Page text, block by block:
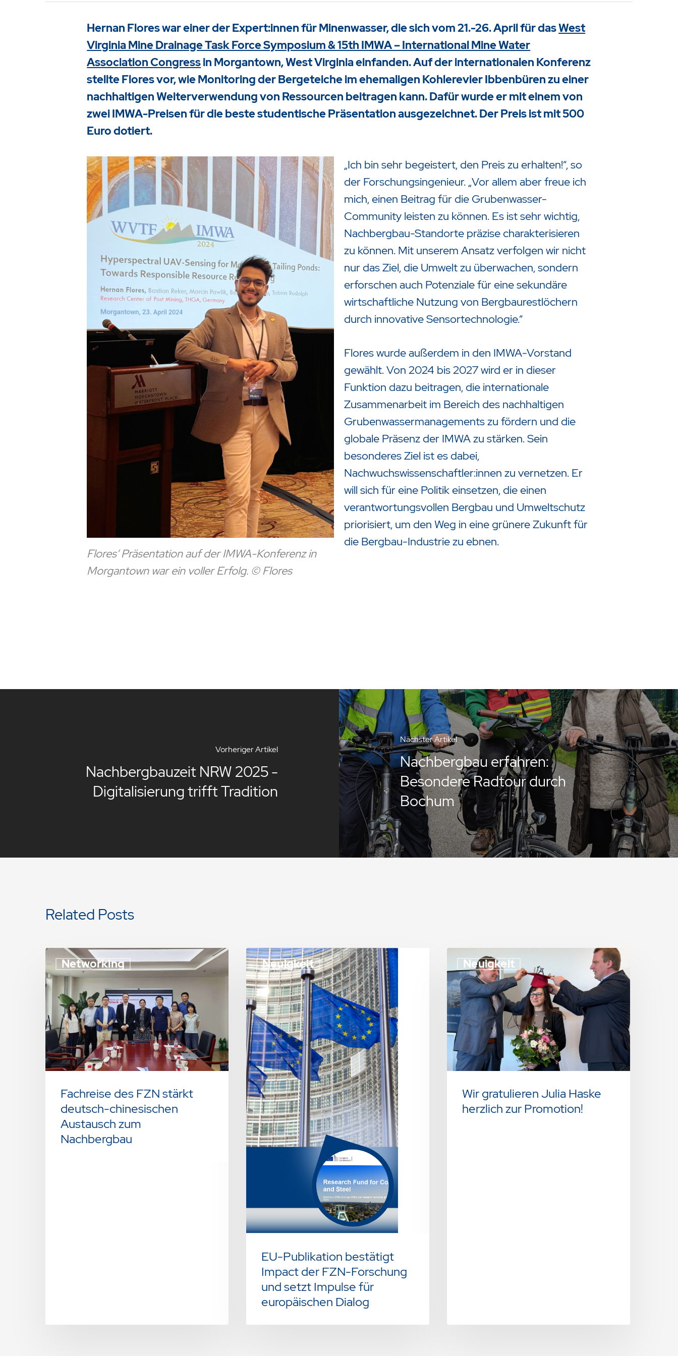
Drücken Sie Enter um die Suche zu starten oder ESC um die Suche zu schließen.
Hernan Flores war einer der Expert:innen für Minenwasser, die sich vom 21.-26. April für dasWest
Virginia Mine Drainage Task Force Symposium & 15th IMWA – International Mine Water
Association Congressin Morgantown, West Virginia einfanden. Auf der internationalen Konferenz
stellte Flores vor, wie Monitoring der Bergeteiche im ehemaligen Kohlerevier Ibbenbüren zu einer
nachhaltigen Weiterverwendung von Ressourcen beitragen kann. Dafür wurde er mit einem von
zwei IMWA-Preisen für die beste studentische Präsentation ausgezeichnet. Der Preis ist mit 500
Euro dotiert.
Flores‘ Präsentation auf der IMWA-Konferenz in
Morgantown war ein voller Erfolg. © Flores
„Ich bin sehr begeistert, den Preis zu erhalten!“, so
der Forschungsingenieur. „Vor allem aber freue ich
mich, einen Beitrag für die Grubenwasser-
Community leisten zu können. Es ist sehr wichtig,
Nachbergbau-Standorte präzise charakterisieren
zu können. Mit unserem Ansatz verfolgen wir nicht
nur das Ziel, die Umwelt zu überwachen, sondern
erforschen auch Potenziale für eine sekundäre
wirtschaftliche Nutzung von Bergbaurestlöchern
durch innovative Sensortechnologie.“
Flores wurde außerdem in den IMWA-Vorstand
gewählt. Von 2024 bis 2027 wird er in dieser
Funktion dazu beitragen, die internationale
Zusammenarbeit im Bereich des nachhaltigen
Grubenwassermanagements zu fördern und die
globale Präsenz der IMWA zu stärken. Sein
besonderes Ziel ist es dabei,
Nachwuchswissenschaftler:innen zu vernetzen. Er
will sich für eine Politik einsetzen, die einen
verantwortungsvollen Bergbau und Umweltschutz
priorisiert, um den Weg in eine grünere Zukunft für
die Bergbau-Industrie zu ebnen.
Vorheriger Artikel
Nachbergbauzeit NRW 2025 -
Digitalisierung trifft Tradition
Nächster Artikel
Nachbergbau erfahren:
Besondere Radtour durch
Bochum
Related Posts
Networking
Fachreise des FZN stärkt
deutsch-chinesischen
Austausch zum
Nachbergbau
Neuigkeit
EU-Publikation bestätigt
Impact der FZN-Forschung
und setzt Impulse für
europäischen Dialog
Neuigkeit
Wir gratulieren Julia Haske
herzlich zur Promotion!